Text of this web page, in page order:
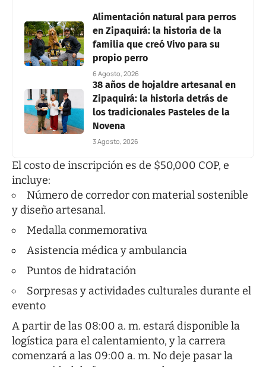
Alimentación natural para perros
en Zipaquirá: la historia de la
familia que creó Vivo para su
propio perro
6 Agosto, 2026
38 años de hojaldre artesanal en
Zipaquirá: la historia detrás de
los tradicionales Pasteles de la
Novena
3 Agosto, 2026
El costo de inscripción es de $50,000 COP, e
incluye:
Número de corredor con material sostenible
y diseño artesanal.
Medalla conmemorativa
Asistencia médica y ambulancia
Puntos de hidratación
Sorpresas y actividades culturales durante el
evento
A partir de las 08:00 a. m. estará disponible la
logística para el calentamiento, y la carrera
comenzará a las 09:00 a. m. No deje pasar la